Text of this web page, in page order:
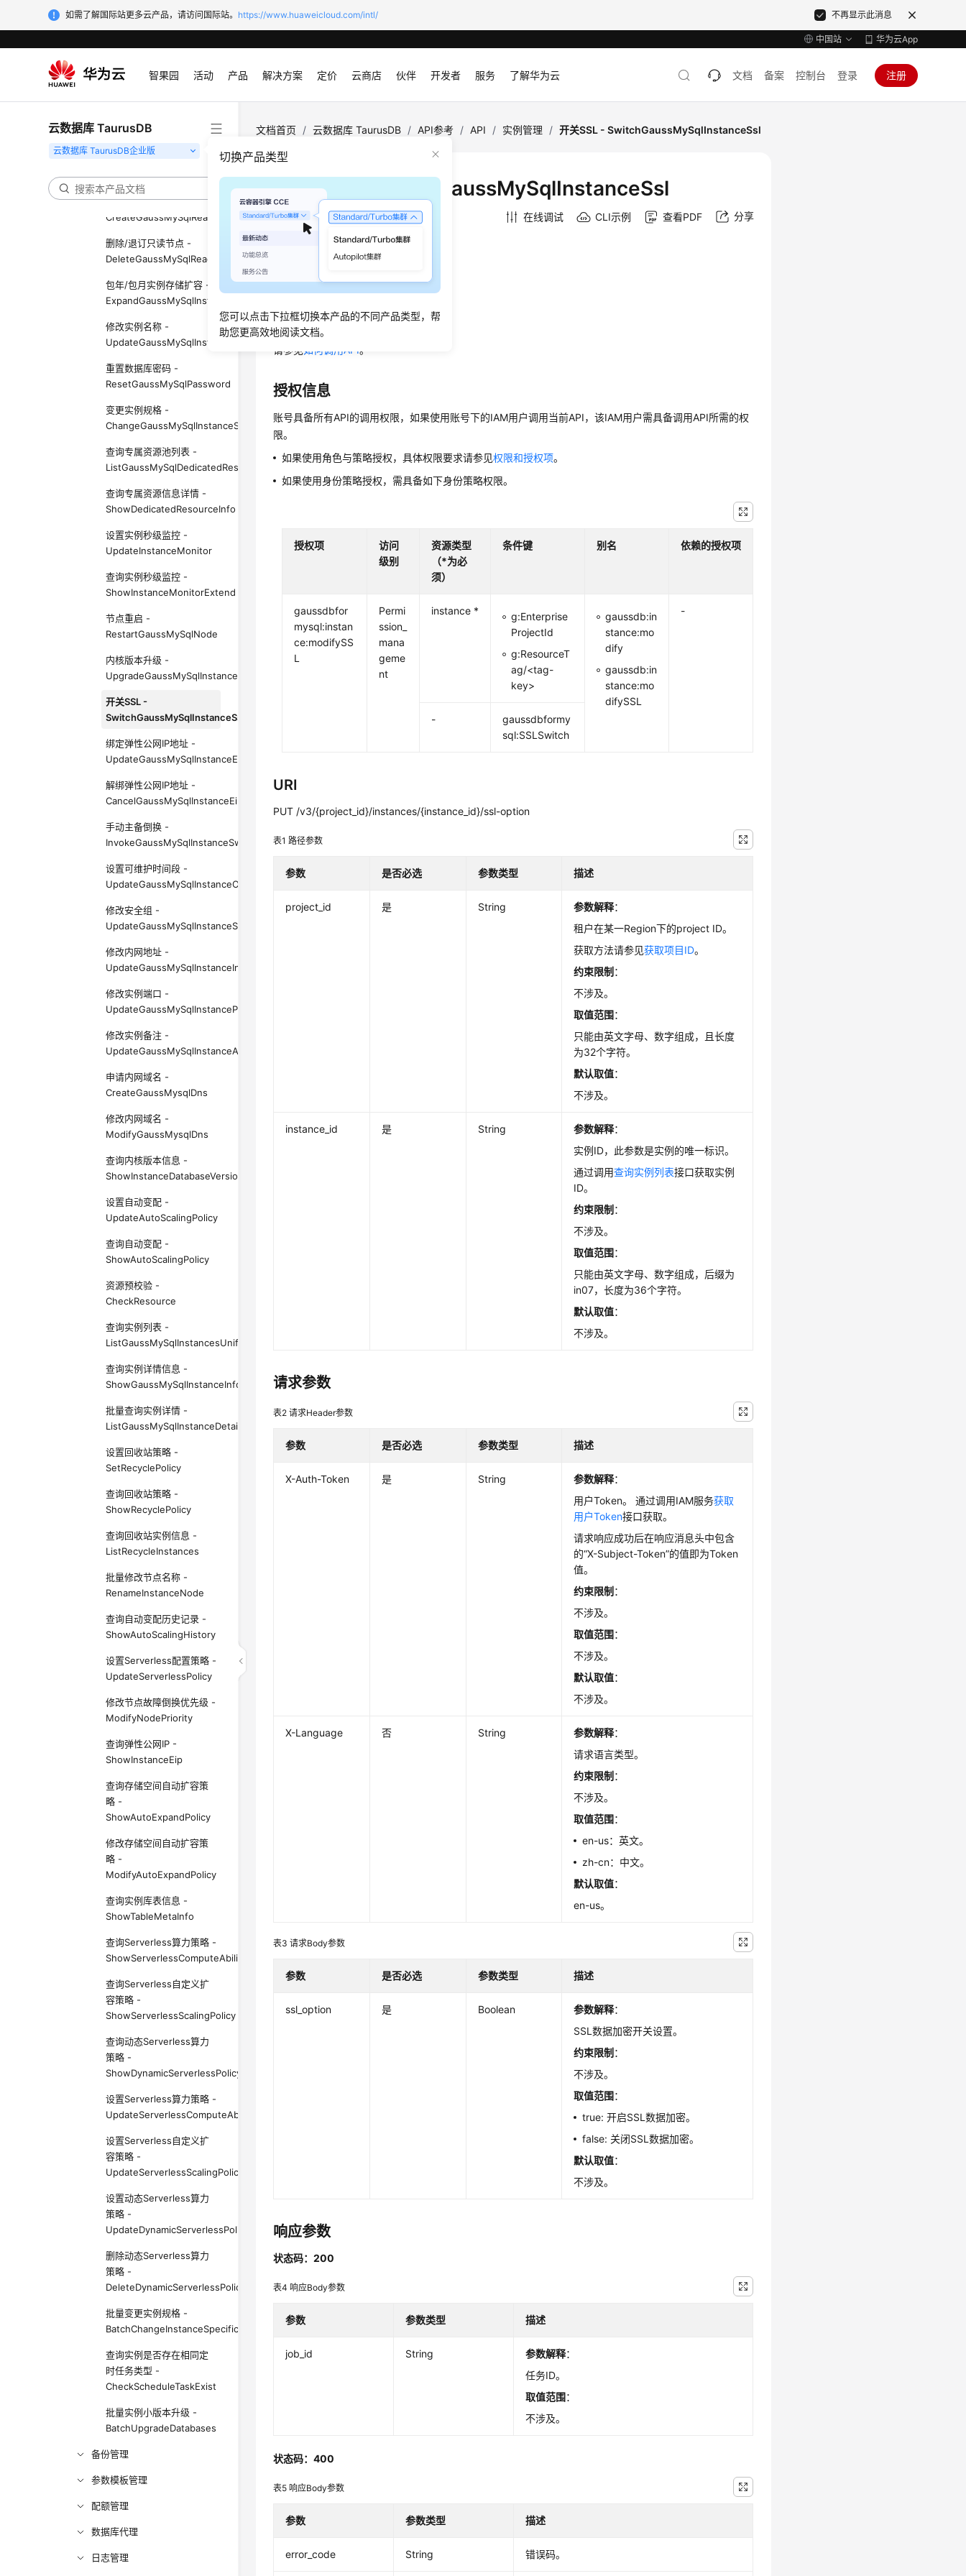
如需了解国际站更多云产品，请访问国际站。 https://www.huaweicloud.com/intl/ 不再显示此消息
中国站 华为云App
智果园 活动 产品 解决方案 定价 云商店 伙伴 开发者 服务 了解华为云 文档 备案 控制台 登录 注册
云数据库 TaurusDB
切换产品类型
您可以点击下拉框切换本产品的不同产品类型，帮
助您更高效地阅读文档。
实例管理
创建数据库实例 -
RestartGaussMySqlInstance
删除/退订数据库实例 -
DeleteGaussMySqlInstance
创建只读节点 -
CreateGaussMySqlReadonlyNode
删除/退订只读节点 -
DeleteGaussMySqlReadonlyNode
包年/包月实例存储扩容 -
ExpandGaussMySqlInstanceVolume
修改实例名称 -
UpdateGaussMySqlInstanceName
重置数据库密码 -
ResetGaussMySqlPassword
变更实例规格 -
ChangeGaussMySqlInstanceSpecification
查询专属资源池列表 -
ListGaussMySqlDedicatedResources
查询专属资源信息详情 -
ShowDedicatedResourceInfo
设置实例秒级监控 -
UpdateInstanceMonitor
查询实例秒级监控 -
ShowInstanceMonitorExtend
节点重启 -
RestartGaussMySqlNode
内核版本升级 -
UpgradeGaussMySqlInstanceDatabase
开关SSL -
SwitchGaussMySqlInstanceSsl
绑定弹性公网IP地址 -
UpdateGaussMySqlInstanceEip
解绑弹性公网IP地址 -
CancelGaussMySqlInstanceEip
手动主备倒换 -
InvokeGaussMySqlInstanceSwitchOver
设置可维护时间段 -
UpdateGaussMySqlInstanceOpsWindow
修改安全组 -
UpdateGaussMySqlInstanceSecurityGroup
修改内网地址 -
UpdateGaussMySqlInstanceInternalIp
修改实例端口 -
UpdateGaussMySqlInstancePort
修改实例备注 -
UpdateGaussMySqlInstanceAlias
申请内网域名 -
CreateGaussMysqlDns
修改内网域名 -
ModifyGaussMysqlDns
查询内核版本信息 -
ShowInstanceDatabaseVersion
设置自动变配 -
UpdateAutoScalingPolicy
查询自动变配 -
ShowAutoScalingPolicy
资源预校验 -
CheckResource
查询实例列表 -
ListGaussMySqlInstancesUnifyStatus
查询实例详情信息 -
ShowGaussMySqlInstanceInfoUnifyStatus
批量查询实例详情 -
ListGaussMySqlInstanceDetailInfoUnifyStatus
设置回收站策略 -
SetRecyclePolicy
查询回收站策略 -
ShowRecyclePolicy
查询回收站实例信息 -
ListRecycleInstances
批量修改节点名称 -
RenameInstanceNode
查询自动变配历史记录 -
ShowAutoScalingHistory
设置Serverless配置策略 -
UpdateServerlessPolicy
修改节点故障倒换优先级 -
ModifyNodePriority
查询弹性公网IP -
ShowInstanceEip
查询存储空间自动扩容策
略 -
ShowAutoExpandPolicy
修改存储空间自动扩容策
略 -
ModifyAutoExpandPolicy
查询实例库表信息 -
ShowTableMetaInfo
查询Serverless算力策略 -
ShowServerlessComputeAbilityPolicy
查询Serverless自定义扩
容策略 -
ShowServerlessScalingPolicy
查询动态Serverless算力
策略 -
ShowDynamicServerlessPolicy
设置Serverless算力策略 -
UpdateServerlessComputeAbilityPolicy
设置Serverless自定义扩
容策略 -
UpdateServerlessScalingPolicy
设置动态Serverless算力
策略 -
UpdateDynamicServerlessPolicy
删除动态Serverless算力
策略 -
DeleteDynamicServerlessPolicy
批量变更实例规格 -
BatchChangeInstanceSpecification
查询实例是否存在相同定
时任务类型 -
CheckScheduleTaskExist
批量实例小版本升级 -
BatchUpgradeDatabases
备份管理
参数模板管理
配额管理
数据库代理
日志管理
文档首页 / 云数据库 TaurusDB / API参考 / API / 实例管理 / 开关SSL - SwitchGaussMySqlInstanceSsl
开关SSL - SwitchGaussMySqlInstanceSsl
更新时间： 2026-07-01 GMT+08:00 在线调试 CLI示例 查看PDF 分享
为实例设置SSL数据加密。
调用方法
请参见如何调用API。
授权信息
账号具备所有API的调用权限，如果使用账号下的IAM用户调用当前API，该IAM用户需具备调用API所需的权
限。
如果使用角色与策略授权，具体权限要求请参见权限和授权项。
如果使用身份策略授权，需具备如下身份策略权限。
授权项
访问
级别
资源类型
（*为必
须）
条件键 别名 依赖的授权项
gaussdbfor
mysql:instan
ce:modifySS
L
Permi
ssion_
mana
geme
nt
instance *
g:Enterprise
ProjectId
g:ResourceT
ag/<tag-
key>
gaussdb:in
stance:mo
dify
gaussdb:in
stance:mo
difySSL
-
-
gaussdbformy
sql:SSLSwitch
URI
PUT /v3/{project_id}/instances/{instance_id}/ssl-option
表1路径参数
参数 是否必选 参数类型 描述
project_id 是 String 参数解释：
租户在某一Region下的project ID。
获取方法请参见获取项目ID。
约束限制 ：
不涉及。
取值范围：
只能由英文字母、数字组成，且长度
为32个字符。
默认取值：
不涉及。
instance_id 是 String 参数解释：
实例ID，此参数是实例的唯一标识。
通过调用查询实例列表接口获取实例
ID。
约束限制 ：
不涉及。
取值范围：
只能由英文字母、数字组成，后缀为
in07，长度为36个字符。
默认取值：
不涉及。
请求参数
表2请求Header参数
参数 是否必选 参数类型 描述
X-Auth-Token 是 String 参数解释：
用户Token。 通过调用IAM服务获取
用户Token接口获取。
请求响应成功后在响应消息头中包含
的“X-Subject-Token”的值即为Token
值。
约束限制 ：
不涉及。
取值范围：
不涉及。
默认取值：
不涉及。
X-Language 否 String 参数解释：
请求语言类型。
约束限制 ：
不涉及。
取值范围：
en-us：英文。
zh-cn：中文。
默认取值：
en-us。
表3请求Body参数
参数 是否必选 参数类型 描述
ssl_option 是 Boolean 参数解释：
SSL数据加密开关设置。
约束限制 ：
不涉及。
取值范围：
true: 开启SSL数据加密。
false: 关闭SSL数据加密。
默认取值：
不涉及。
响应参数
状态码：200
表4响应Body参数
参数 参数类型 描述
job_id String 参数解释：
任务ID。
取值范围：
不涉及。
状态码：400
表5响应Body参数
参数 参数类型 描述
error_code String 错误码。